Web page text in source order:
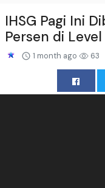
IHSG Pagi Ini
Persen di
1 month ago 63